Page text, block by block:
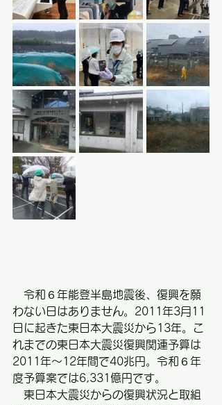
令和６年能登半島地震後、復興を願
わない日はありません。2011年3月11
日に起きた東日本大震災から13年。こ
れまでの東日本大震災復興関連予算は
2011年～12年間で40兆円。令和６年
度予算案では6,331億円です。
東日本大震災からの復興状況と取組